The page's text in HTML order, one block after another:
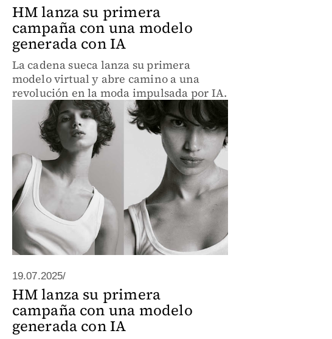
HM lanza su primera
campaña con una modelo
generada con IA
La cadena sueca lanza su primera
modelo virtual y abre camino a una
revolución en la moda impulsada por IA.
19.07.2025/
HM lanza su primera
campaña con una modelo
generada con IA